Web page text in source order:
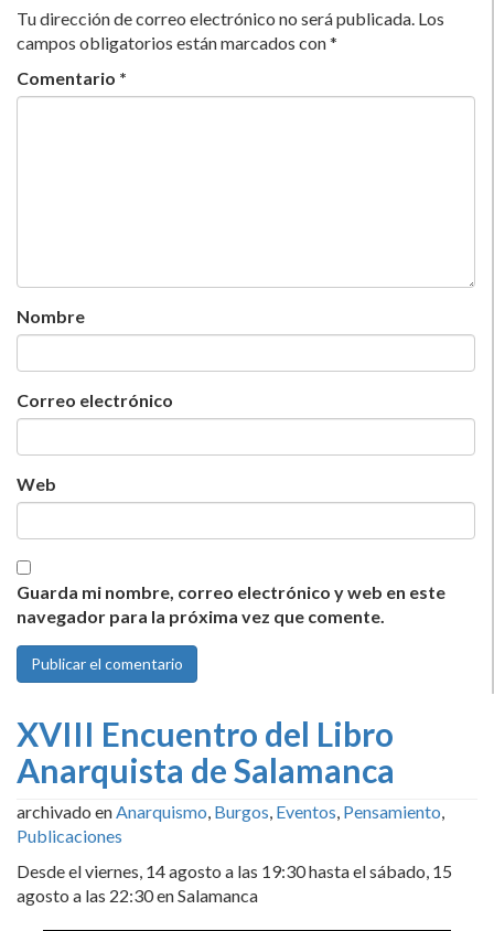
Tu dirección de correo electrónico no será publicada. Los
campos obligatorios están marcados con*
Comentario *
Nombre
Correo electrónico
Web
Guarda mi nombre, correo electrónico y web en este
navegador para la próxima vez que comente.
XVIII Encuentro del Libro
Anarquista de Salamanca
archivado enAnarquismo, Burgos, Eventos, Pensamiento,
Publicaciones
Desde el viernes, 14 agosto a las 19:30 hasta el sábado, 15
agosto a las 22:30 en Salamanca